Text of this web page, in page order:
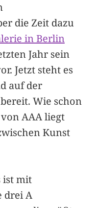
die Zeit dazu
in Berlin
Jahr sein
Jetzt steht es
auf der
Wie schon
AAA liegt
Kunst
ist mit
drei A